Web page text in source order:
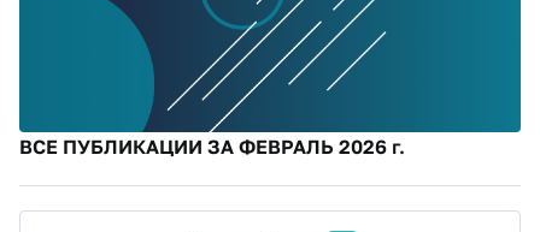
ВСЕ ПУБЛИКАЦИИ ЗА ФЕВРАЛЬ 2026 г.